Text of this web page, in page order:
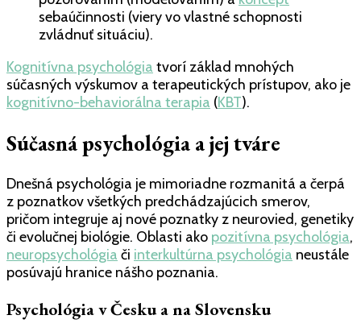
sebaúčinnosti (viery vo vlastné schopnosti
zvládnuť situáciu).
Kognitívna psychológia tvorí základ mnohých
súčasných výskumov a terapeutických prístupov, ako je
kognitívno-behaviorálna terapia (KBT).
Súčasná psychológia a jej tváre
Dnešná psychológia je mimoriadne rozmanitá a čerpá
z poznatkov všetkých predchádzajúcich smerov,
pričom integruje aj nové poznatky z neurovied, genetiky
či evolučnej biológie. Oblasti ako pozitívna psychológia,
neuropsychológia či interkultúrna psychológia neustále
posúvajú hranice nášho poznania.
Psychológia v Česku a na Slovensku